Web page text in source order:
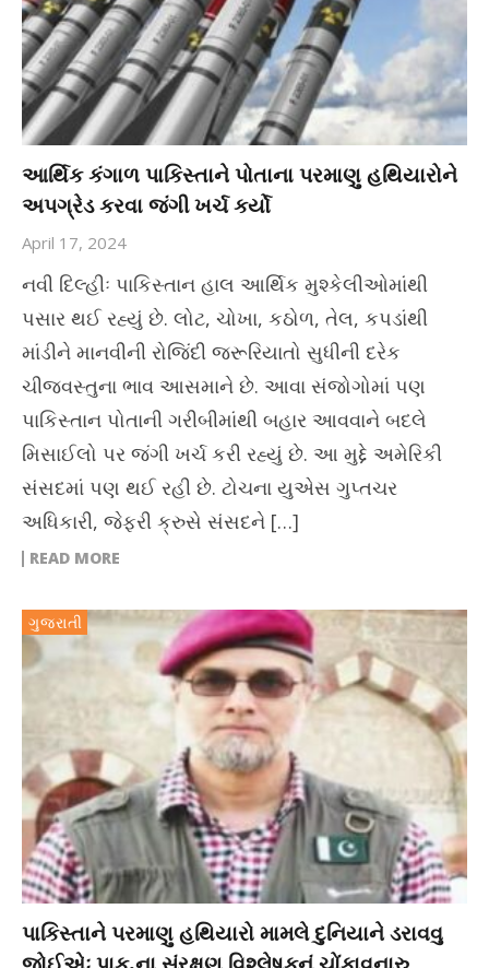
આર્થિક કંગાળ પાકિસ્તાને પોતાના પરમાણુ હથિયારોને
અપગ્રેડ કરવા જંગી ખર્ચ કર્યો
April 17, 2024
નવી દિલ્હીઃ પાકિસ્તાન હાલ આર્થિક મુશ્કેલીઓમાંથી
પસાર થઈ રહ્યું છે. લોટ, ચોખા, કઠોળ, તેલ, કપડાંથી
માંડીને માનવીની રોજિંદી જરૂરિયાતો સુધીની દરેક
ચીજવસ્તુના ભાવ આસમાને છે. આવા સંજોગોમાં પણ
પાકિસ્તાન પોતાની ગરીબીમાંથી બહાર આવવાને બદલે
મિસાઈલો પર જંગી ખર્ચ કરી રહ્યું છે. આ મુદ્દે અમેરિકી
સંસદમાં પણ થઈ રહી છે. ટોચના યુએસ ગુપ્તચર
અધિકારી, જેફરી ક્રુસે સંસદને […]
READ MORE
ગુજરાતી
પાકિસ્તાને પરમાણુ હથિયારો મામલે દુનિયાને ડરાવવુ